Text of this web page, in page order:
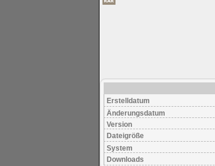
Erstelldatum
Änderungsdatum
Version
Dateigröße
System
Downloads